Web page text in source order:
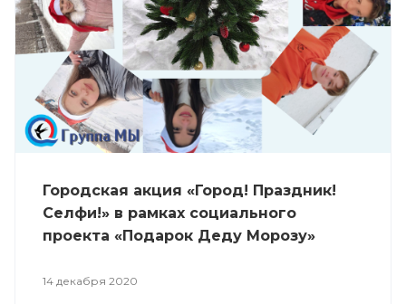
Городская акция «Город! Праздник!
Селфи!» в рамках социального
проекта «Подарок Деду Морозу»
14 декабря 2020